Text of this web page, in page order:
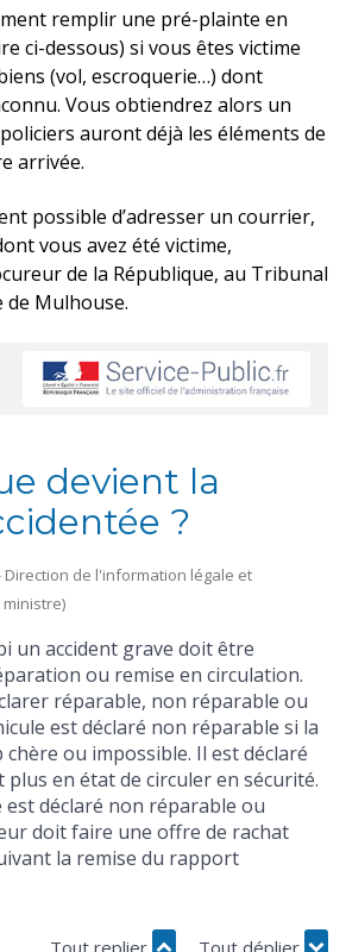
remplir une pré-plainte en
ci-dessous) si vous êtes victime
(vol, escroquerie…) dont
Vous obtiendrez alors un
auront déjà les éléments de
arrivée.
possible d’adresser un courrier,
vous avez été victime,
de la République, au Tribunal
de Mulhouse.
devient la
?
Direction de l'information légale et
un accident grave doit être
ou remise en circulation.
réparable, non réparable ou
est déclaré non réparable si la
ou impossible. Il est déclaré
en état de circuler en sécurité.
est déclaré non réparable ou
doit faire une offre de rachat
la remise du rapport
Tout replier Tout déplier